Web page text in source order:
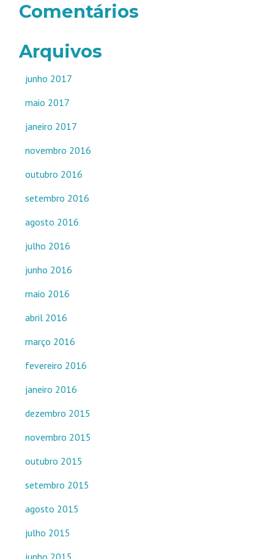
Comentários
Arquivos
junho 2017
maio 2017
janeiro 2017
novembro 2016
outubro 2016
setembro 2016
agosto 2016
julho 2016
junho 2016
maio 2016
abril 2016
março 2016
fevereiro 2016
janeiro 2016
dezembro 2015
novembro 2015
outubro 2015
setembro 2015
agosto 2015
julho 2015
junho 2015